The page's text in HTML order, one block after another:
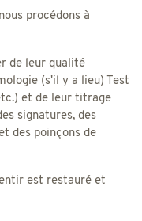
procédons à
de leur qualité
(s'il y a lieu) Test
et de leur titrage
signatures, des
des poinçons de
est restauré et